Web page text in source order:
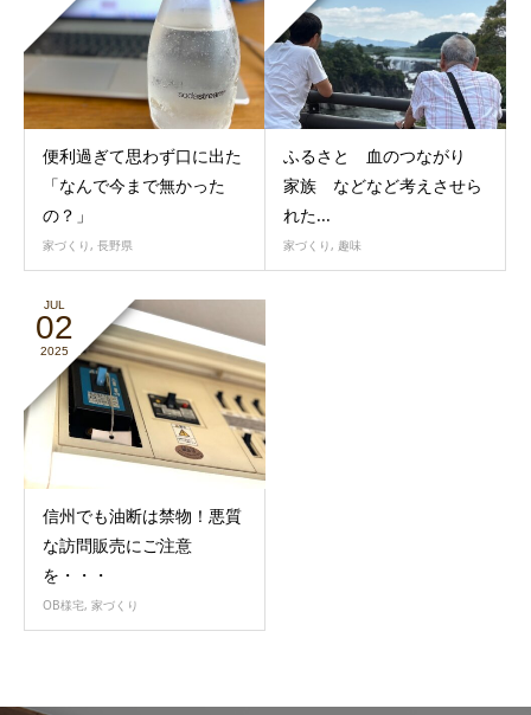
便利過ぎて思わず口に出た
「なんで今まで無かった
の？」
家づくり, 長野県
ふるさと 血のつながり
家族 などなど考えさせら
れた...
家づくり, 趣味
JUL
02
2025
信州でも油断は禁物！悪質
な訪問販売にご注意
を・・・
OB様宅, 家づくり